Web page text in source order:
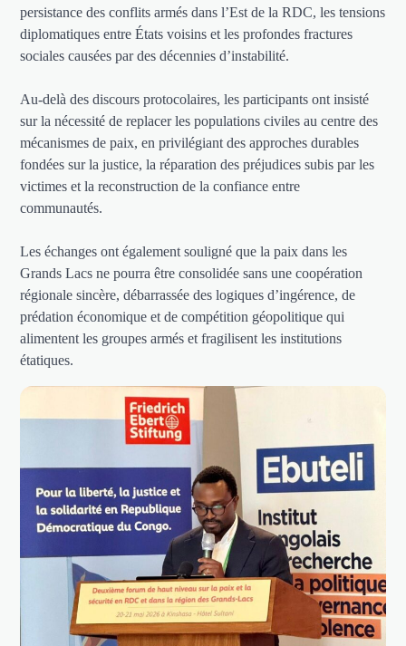
persistance des conflits armés dans l’Est de la RDC, les tensions
diplomatiques entre États voisins et les profondes fractures
sociales causées par des décennies d’instabilité.
Au-delà des discours protocolaires, les participants ont insisté
sur la nécessité de replacer les populations civiles au centre des
mécanismes de paix, en privilégiant des approches durables
fondées sur la justice, la réparation des préjudices subis par les
victimes et la reconstruction de la confiance entre
communautés.
Les échanges ont également souligné que la paix dans les
Grands Lacs ne pourra être consolidée sans une coopération
régionale sincère, débarrassée des logiques d’ingérence, de
prédation économique et de compétition géopolitique qui
alimentent les groupes armés et fragilisent les institutions
étatiques.